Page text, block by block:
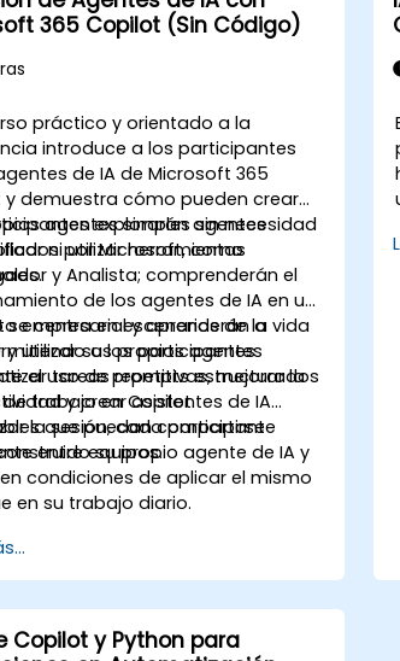
365 Copilot (Sin Código)
práctico y orientado a la
introduce a los participantes
de IA de Microsoft 365
y demuestra cómo pueden crear
agentes simples sin necesidad
ni utilizar herramientas
explorarán agentes
por Microsoft, como
y Analista; comprenderán el
de los agentes de IA en un
empresarial y aprenderán a
y utilizar sus propios agentes
el uso de prompts estructurados
trabajo en Copilot.
se centra en escenarios de la vida
a los participantes
tareas repetitivas, mejorar la
y crear asistentes de IA
que puedan compartirse
entre equipos.
la sesión, cada participante
su propio agente de IA y
condiciones de aplicar el mismo
en su trabajo diario.
Copilot y Python para